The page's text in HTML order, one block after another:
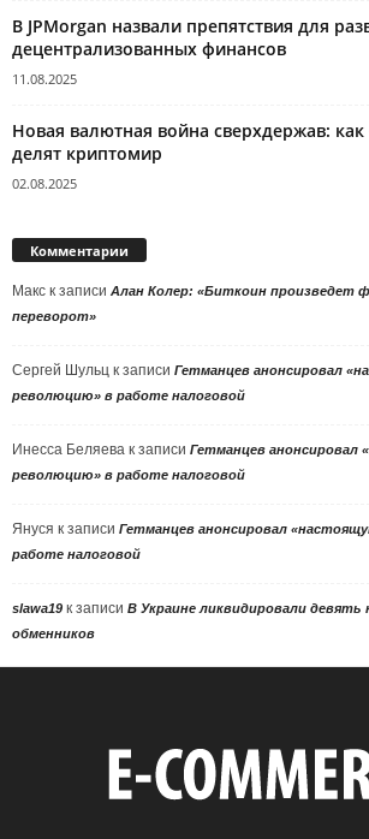
В JPMorgan назвали препятствия для
децентрализованных финансов
11.08.2025
Новая валютная война сверхдержав:
делят криптомир
02.08.2025
Комментарии
Макс к записи Алан Колер: «Биткоин произведет
переворот»
Сергей Шульц к записи Гетманцев анонсировал
революцию» в работе налоговой
Инесса Беляева к записи Гетманцев анонсировал
революцию» в работе налоговой
Януся к записи Гетманцев анонсировал
работе налоговой
slawa19 к записи В Украине ликвидировали
обменников